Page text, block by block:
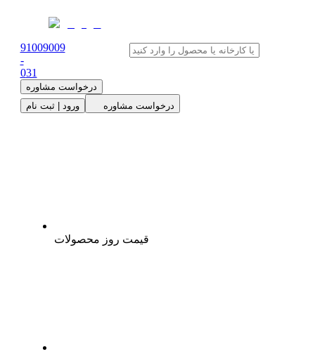
91009009
-
031
درخواست مشاوره
ورود | ثبت نام
درخواست مشاوره
قیمت روز محصولات